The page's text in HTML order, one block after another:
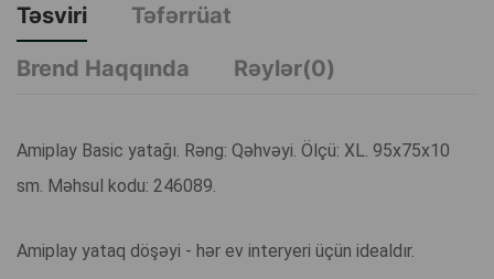
Təsviri
Təfərrüat
Brend Haqqında
Rəylər(0)
Amiplay Basic yatağı. Rəng: Qəhvəyi. Ölçü: XL. 95x75x10
sm. Məhsul kodu: 246089.
Amiplay yataq döşəyi - hər ev interyeri üçün idealdır.